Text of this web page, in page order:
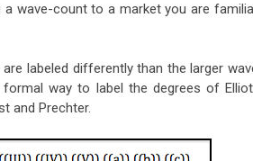
wave-count to a market you are
labeled differently than the larger
way to label the degrees of
and Prechter.